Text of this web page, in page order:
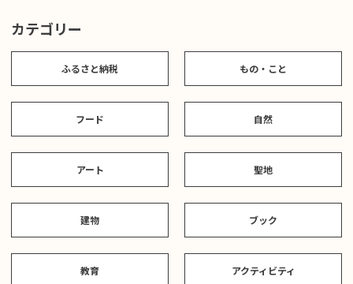
カテゴリー
ふるさと納税 もの・こと
フード 自然
アート 聖地
建物 ブック
教育 アクティビティ